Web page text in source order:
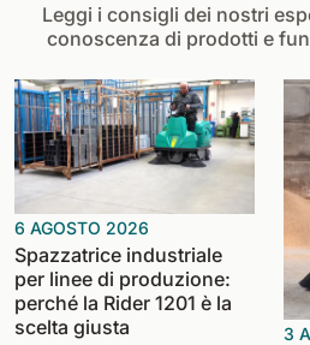
Leggi i consigli dei nostri
conoscenza di prodotti e
6 AGOSTO 2026
Spazzatrice industriale
per linee di produzione:
perché la Rider 1201 è la
scelta giusta
3